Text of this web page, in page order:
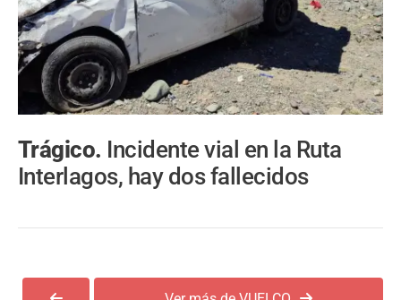
Trágico. Incidente vial en la Ruta
Interlagos, hay dos fallecidos